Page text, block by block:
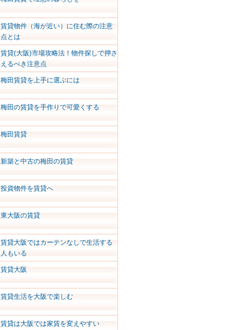
賃貸物件（海が近い）に住む際の注意
点とは
賃貸(大阪)市場攻略法！物件探しで押さ
えるべき注意点
梅田賃貸を上手に選ぶには
梅田の賃貸を手作りで可愛くする
梅田賃貸
新築と中古の梅田の賃貸
投資物件を賃貸へ
東大阪の賃貸
賃貸大阪ではカーテンなしで生活する
人もいる
賃貸大阪
賃貸生活を大阪で楽しむ
賃貸は大阪では家賃を変えやすい